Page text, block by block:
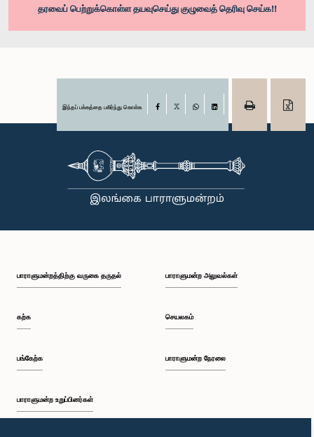
தரவைப் பெற்றுக்கொள்ள தயவுசெய்து குழுவைத் தெரிவு செய்க!!
இந்தப் பக்கத்தை பகிர்ந்து கொள்க Facebook
பாராளுமன்றத்திற்கு வருகை தருதல்
கற்க
பங்கேற்க
பாராளுமன்ற உறுப்பினர்கள்
பாராளுமன்ற அலுவல்கள்
செயலகம்
பாராளுமன்ற நேரலை